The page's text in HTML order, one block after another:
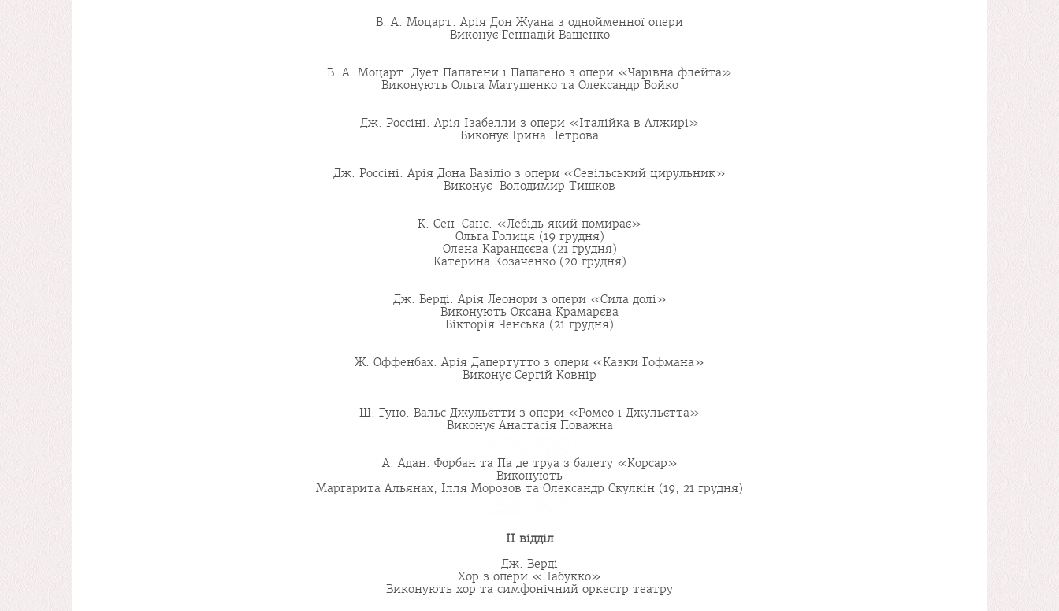
В. А. Моцарт. Арія Дон Жуана з однойменної опери
Виконує Геннадій Ващенко
В. А. Моцарт. Дует Папагени і Папагено з опери «Чарівна флейта»
Виконують Ольга Матушенко та Олександр Бойко
Дж. Россіні. Арія Ізабелли з опери «Італійка в Алжирі»
Виконує Ірина Петрова
Дж. Россіні. Арія Дона Базіліо з опери «Севільський цирульник»
Виконує Володимир Тишков
К. Сен-Санс. «Лебідь який помирає»
Ольга Голиця (19 грудня)
Олена Карандєєва (21 грудня)
Катерина Козаченко (20 грудня)
Дж. Верді. Арія Леонори з опери «Сила долі»
Виконують Оксана Крамарєва
Вікторія Ченська (21 грудня)
Ж. Оффенбах. Арія Дапертутто з опери «Казки Гофмана»
Виконує Сергій Ковнір
Ш. Гуно. Вальс Джульєтти з опери «Ромео і Джульєтта»
Виконує Анастасія Поважна
А. Адан. Форбан та Па де труа з балету «Корсар»
Виконують
Маргарита Альянах, Ілля Морозов та Олександр Скулкін (19, 21 грудня)
ІІ відділ
Дж. Верді
Хор з опери «Набукко»
Виконують хор та симфонічний оркестр театру